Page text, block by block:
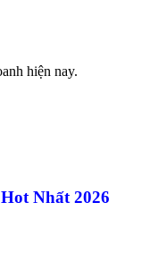
hiện nay.
Nhất 2026